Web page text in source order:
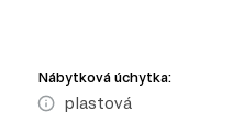
Nábytková úchytka:
plastová